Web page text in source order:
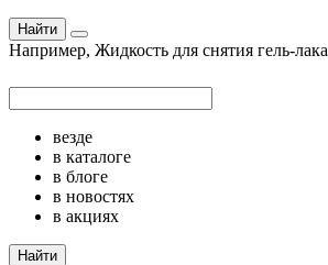
Найти
Например, Жидкость для снятия гель-лака
везде
в каталоге
в блоге
в новостях
в акциях
Найти